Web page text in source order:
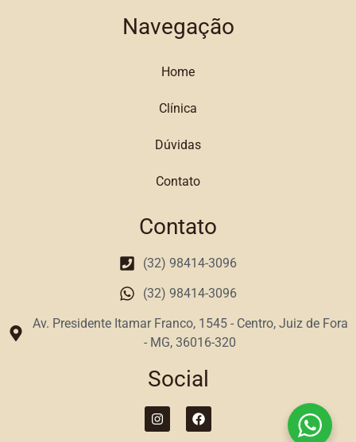
Navegação
Home
Clínica
Dúvidas
Contato
Contato
(32) 98414-3096
(32) 98414-3096
Av. Presidente Itamar Franco, 1545 - Centro, Juiz de Fora
- MG, 36016-320
Social